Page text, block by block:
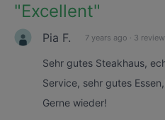
"Excellent"
Pia F. 7 years ago · 3
Sehr gutes Steakhaus,
Service, sehr gutes
Gerne wieder!